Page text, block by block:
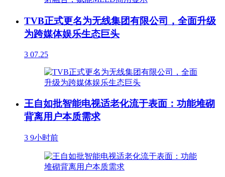
TVB正式更名为无线集团有限公司，全面升级
为跨媒体娱乐生态巨头
3 07.25
王自如批智能电视适老化流于表面：功能堆砌
背离用户本质需求
3 9小时前